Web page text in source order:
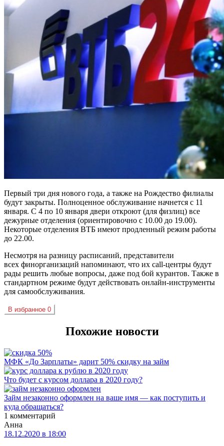
Первый три дня нового года, а также на Рождество филиалы
будут закрыты. Полноценное обслуживание начнется с 11
января. С 4 по 10 января двери откроют (для физлиц) все
дежурные отделения (ориентировочно с 10.00 до 19.00).
Некоторые отделения ВТБ имеют продленный режим работы
до 22.00.
Несмотря на разницу расписаний, представители
всех финорганизаций напоминают, что их call-центры будут
рады решить любые вопросы, даже под бой курантов. Также в
стандартном режиме будут действовать онлайн-инструменты
для самообслуживания.
В избранное 0
Похожие новости
МФК «До Зарплаты» дарит 50% скидку на займ
Что будет с курсом доллара в 2020 году?
Займ незаконно оформлен на ваше имя — как поступить и
куда обращаться?
1 комментарий
Анна
18.12.2020 в 18:00